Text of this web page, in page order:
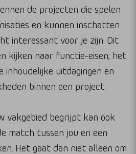
de projecten die spelen
en kunnen inschatten
interessant voor je zijn. Dit
kijken naar functie-eisen; het
inhoudelijke uitdagingen en
binnen een project.
vakgebied begrijpt kan ook
match tussen jou en een
Het gaat dan niet alleen om